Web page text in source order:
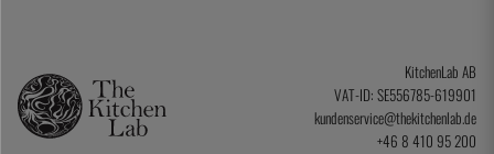
KitchenLab AB
VAT-ID: SE556785-619901
kundenservice@thekitchenlab.de
+46 8 410 95 200